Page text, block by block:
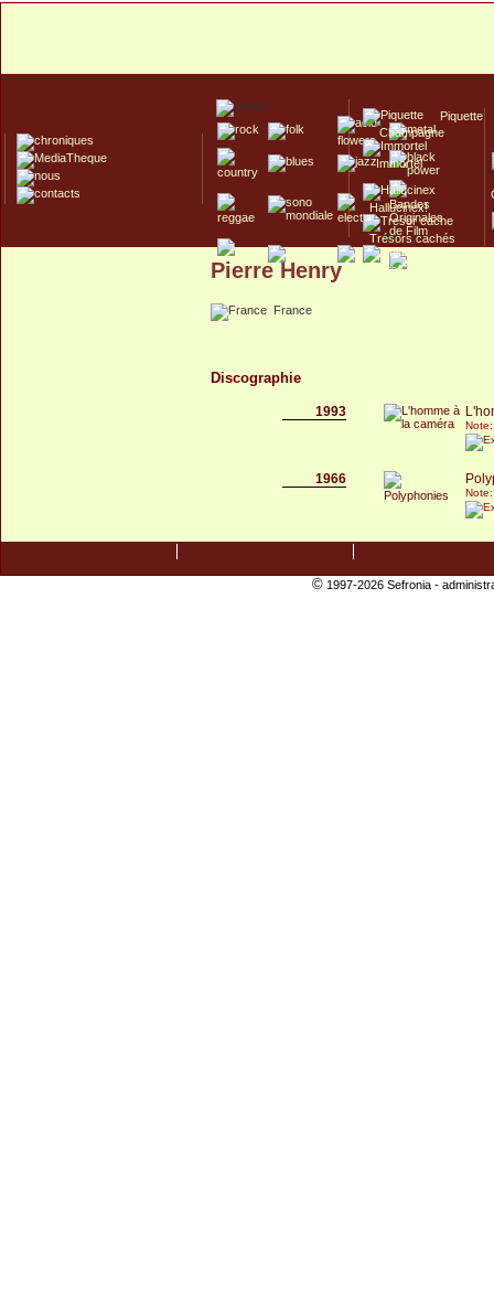
Piquette
Champagne
Immortel
Hallucinex!
Trésors cachés
Culte/Collector
Pierre Henry
France
Discographie
1993
1966
©1997-2026 Sefronia -